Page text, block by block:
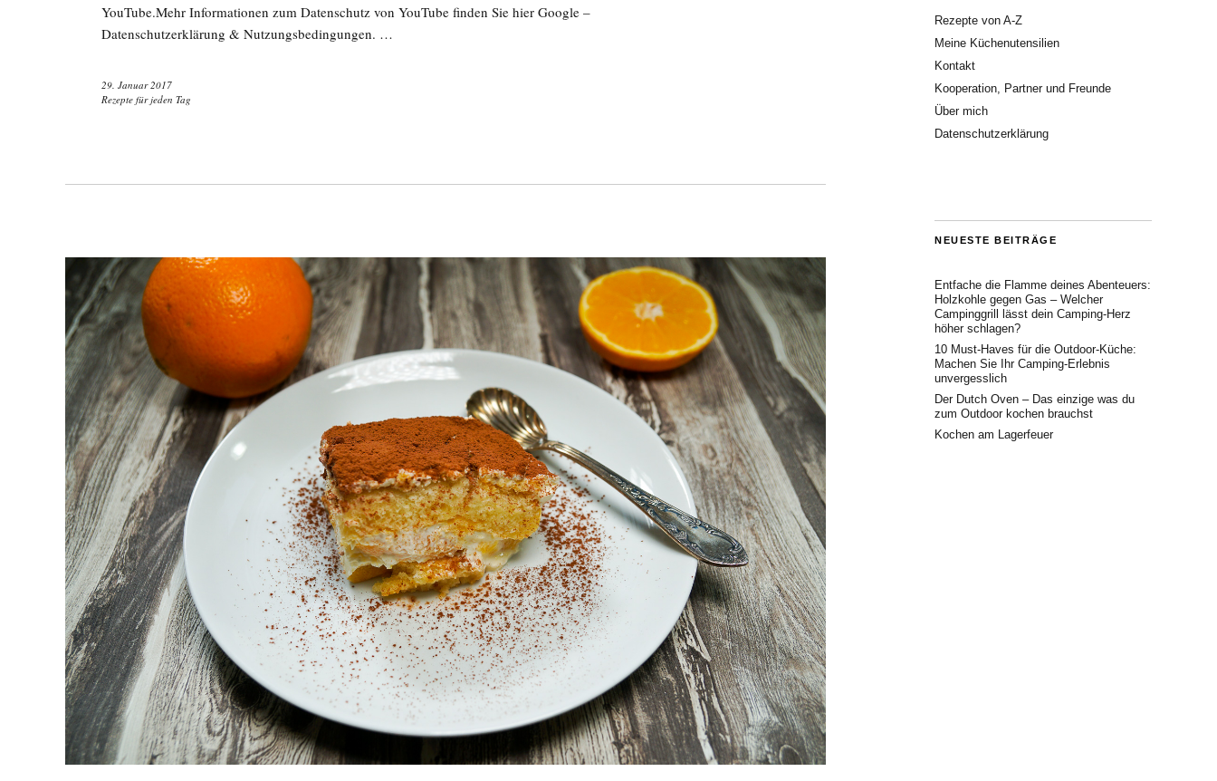
YouTube.Mehr Informationen zum Datenschutz von YouTube finden Sie hier Google –
Datenschutzerklärung & Nutzungsbedingungen. …
29. Januar 2017
Rezepte für jeden Tag
Rezepte von A-Z
Meine Küchenutensilien
Kontakt
Kooperation, Partner und Freunde
Über mich
Datenschutzerklärung
NEUESTE BEITRÄGE
Entfache die Flamme deines Abenteuers:
Holzkohle gegen Gas – Welcher
Campinggrill lässt dein Camping-Herz
höher schlagen?
10 Must-Haves für die Outdoor-Küche:
Machen Sie Ihr Camping-Erlebnis
unvergesslich
Der Dutch Oven – Das einzige was du
zum Outdoor kochen brauchst
Kochen am Lagerfeuer